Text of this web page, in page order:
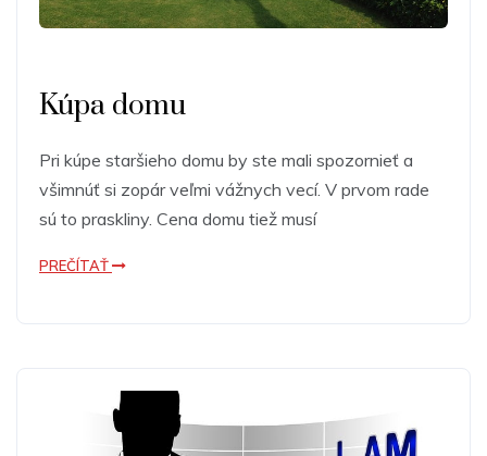
Kúpa domu
Pri kúpe staršieho domu by ste mali spozornieť a
všimnúť si zopár veľmi vážnych vecí. V prvom rade
sú to praskliny. Cena domu tiež musí
PREČÍTAŤ